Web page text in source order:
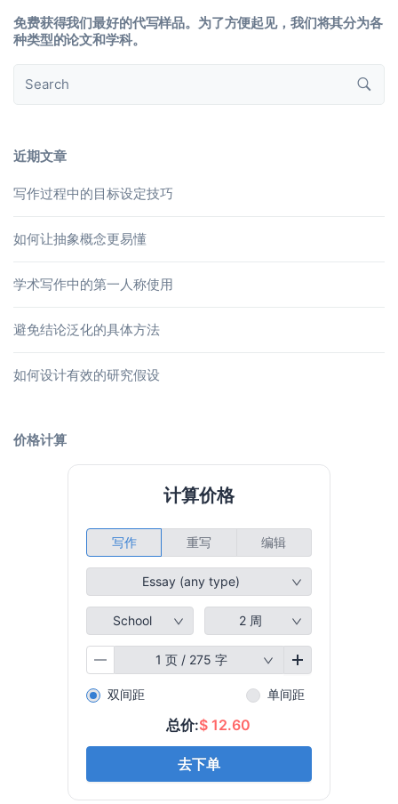
免费获得我们最好的代写样品。为了方便起见，我们将其分为各
种类型的论文和学科。
近期文章
写作过程中的目标设定技巧
如何让抽象概念更易懂
学术写作中的第一人称使用
避免结论泛化的具体方法
如何设计有效的研究假设
价格计算